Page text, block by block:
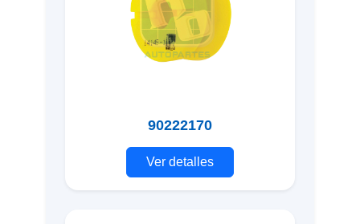
90222170
Ver detalles